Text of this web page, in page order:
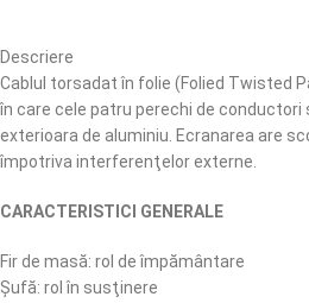
Descriere
Cablul torsadat în folie (Folied Twisted
în care cele patru perechi de
exterioara de aluminiu. Ecranarea are
împotriva interferenţelor externe.
CARACTERISTICI GENERALE
Fir de masă: rol de împământare
Șufă: rol în susţinere